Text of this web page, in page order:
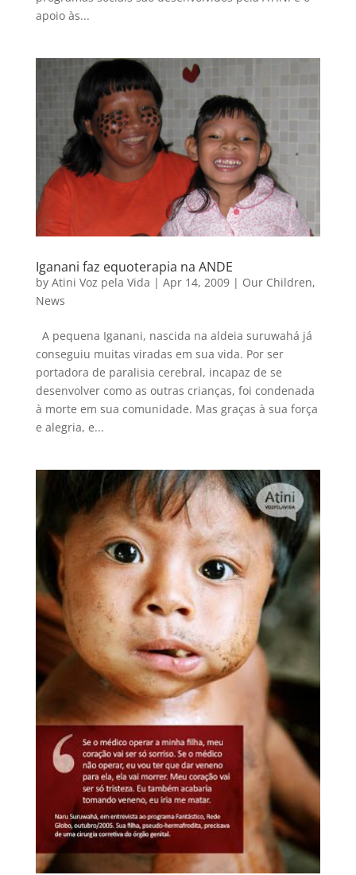
apoio às...
Iganani faz equoterapia na ANDE
by Atini Voz pela Vida | Apr 14, 2009| Our Children,
News
A pequena Iganani, nascida na aldeia suruwahá já
conseguiu muitas viradas em sua vida. Por ser
portadora de paralisia cerebral, incapaz de se
desenvolver como as outras crianças, foi condenada
à morte em sua comunidade. Mas graças à sua força
e alegria, e...